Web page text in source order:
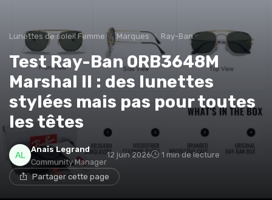
Lunettes de soleil Femme Marques Ray-Ban
Test Ray-Ban 0RB3648M
Marshal II : des lunettes
stylées mais pas pour toutes
les têtes
Anaïs Legrand
Community Manager
12 juin 2026 1 min de lecture
Partager cette page